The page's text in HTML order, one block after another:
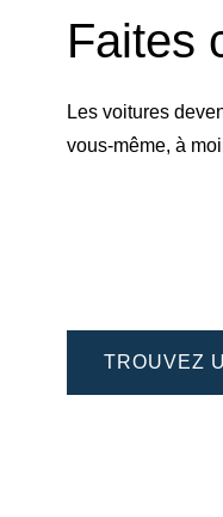
Faites
Les voitures
vous-même, à
TROUVEZ